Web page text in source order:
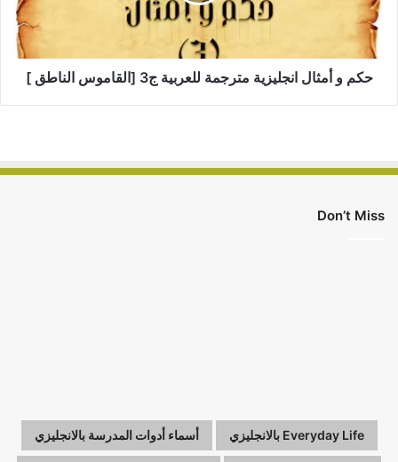
حكم و أمثال انجليزية مترجمة للعربية ج3 [القاموس الناطق ]
Don’t Miss
Everyday Life بالانجليزي أسماء أدوات المدرسة بالانجليزي